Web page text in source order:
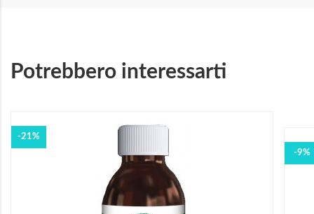
Potrebbero interessarti
-21%
-9%